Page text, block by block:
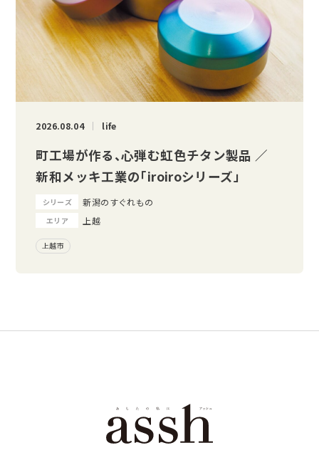
2026.08.04 life
町工場が作る、心弾む虹色チタン製品 ／
新和メッキ工業の「iroiroシリーズ」
シリーズ 新潟のすぐれもの
エリア 上越
上越市